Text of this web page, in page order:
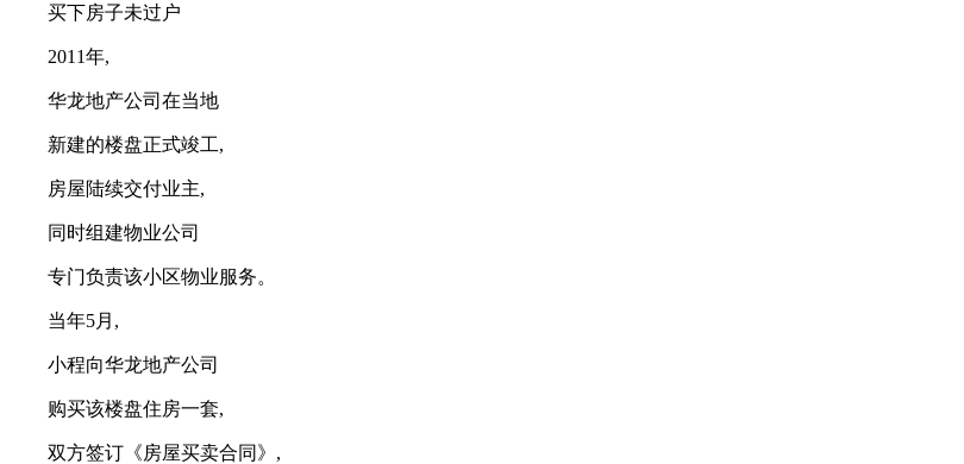
买下房子未过户
2011年,
华龙地产公司在当地
新建的楼盘正式竣工,
房屋陆续交付业主,
同时组建物业公司
专门负责该小区物业服务。
当年5月,
小程向华龙地产公司
购买该楼盘住房一套,
双方签订《房屋买卖合同》,